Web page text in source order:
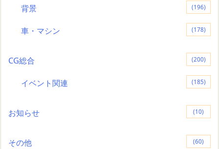
背景 (196)
車・マシン (178)
CG総合 (200)
イベント関連 (185)
お知らせ (10)
その他 (60)